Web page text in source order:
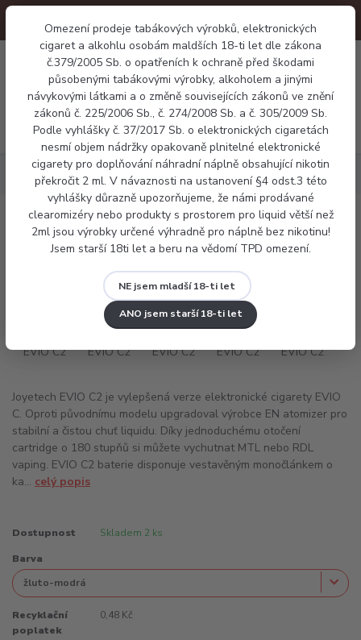
Omezení prodeje tabákových výrobků, elektronických
cigaret a alkohlu osobám maldších 18-ti let dle zákona
č.379/2005 Sb. o opatřeních k ochraně před škodami
působenými tabákovými výrobky, alkoholem a jinými
návykovými látkami a o změně souvisejících zákonů ve znění
zákonů č. 225/2006 Sb., č. 274/2008 Sb. a č. 305/2009 Sb.
Podle vyhlášky č. 37/2017 Sb. o elektronických cigaretách
nesmí objem nádržky opakovaně plnitelné elektronické
cigarety pro doplňování náhradní náplně obsahující nikotin
překročit 2 ml. V návaznosti na ustanovení §4 odst.3 této
vyhlášky důrazně upozorňujeme, že námi prodávané
clearomizéry nebo produkty s prostorem pro liquid větší než
2ml jsou výrobky určené výhradně pro náplně bez nikotinu!
Jsem starší 18ti let a beru na vědomí TPD omezení.
NE jsem mladší 18-ti let
ANO jsem starší 18-ti let
Menu
0 Kč
Elektronické cigarety Pod systémy Joyetech EVIO C2
Joyetech EVIO C2
Joyetech EVIO C2 je vylepšená verze elektronické cigarety EVIO
C. Oproti původnímu modelu upgradoval výrobce EN atomizer pro
stabilní a čistou chuť liquidu. Díky jednoduchému otočení
cartridge o 180 stupňů si můžete vychutnat MTL nebo RDL
vaping. EVIO C2 baterie disponuje vestavěným monočlánkem o
ka... celý popis
Dostupnost Skladem 2 ks
Barva
Recyklační
poplatek
0,48 Kč